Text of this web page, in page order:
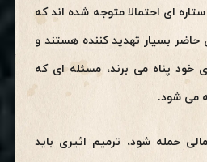
ای احتمالا متوجه شده اند که
حاضر بسیار تهدید کننده هستند و
خود پناه می برند، مسئله ای که
می شود.
حمله شود، ترمیم اثیری باید